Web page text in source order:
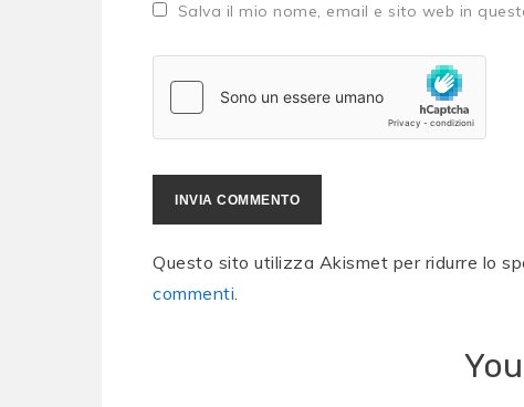
Salva il mio nome, email e sito web in
Questo sito utilizza Akismet per ridurre lo
commenti.